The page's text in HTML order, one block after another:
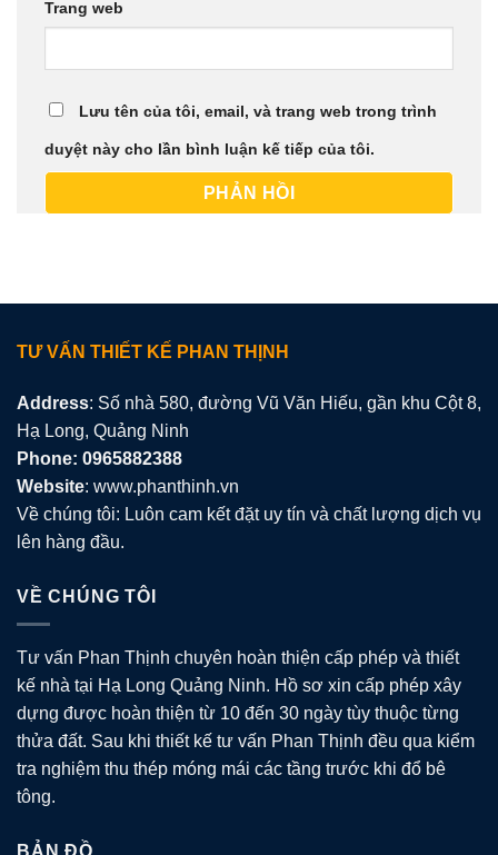
Trang web
Lưu tên của tôi, email, và trang web trong trình
duyệt này cho lần bình luận kế tiếp của tôi.
TƯ VẤN THIẾT KẾ PHAN THỊNH
Address: Số nhà 580, đường Vũ Văn Hiếu, gần khu Cột 8,
Hạ Long, Quảng Ninh
Phone: 0965882388
Website: www.phanthinh.vn
Về chúng tôi: Luôn cam kết đặt uy tín và chất lượng dịch vụ
lên hàng đầu.
VỀ CHÚNG TÔI
Tư vấn Phan Thịnh chuyên hoàn thiện cấp phép và thiết
kế nhà tại Hạ Long Quảng Ninh. Hồ sơ xin cấp phép xây
dựng được hoàn thiện từ 10 đến 30 ngày tùy thuộc từng
thửa đất. Sau khi thiết kế tư vấn Phan Thịnh đều qua kiểm
tra nghiệm thu thép móng mái các tầng trước khi đổ bê
tông.
BẢN ĐỒ